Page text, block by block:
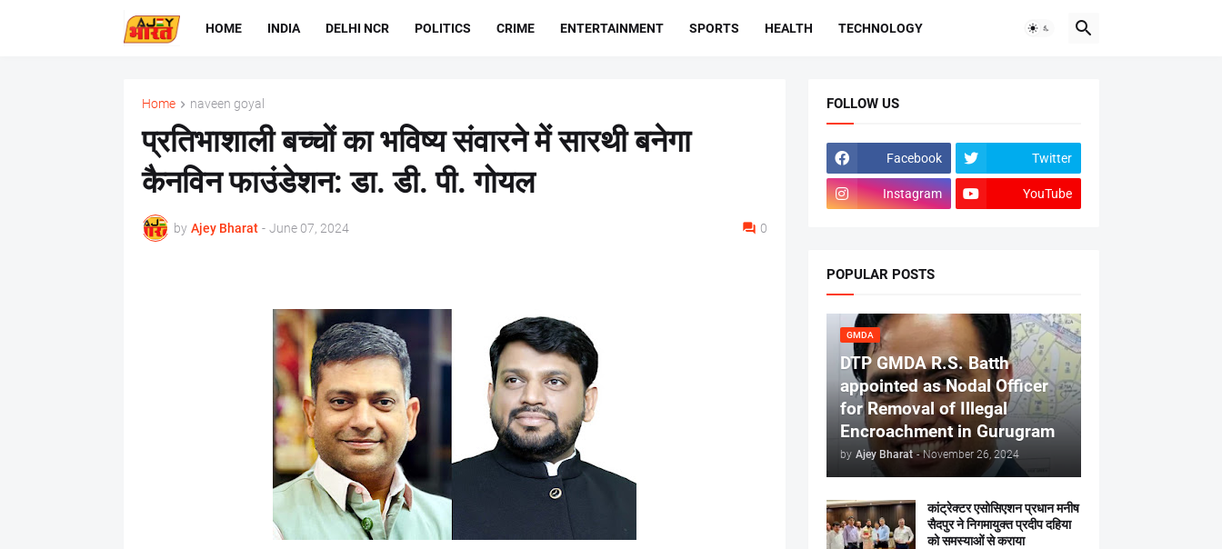
HOME INDIA DELHI NCR POLITICS CRIME ENTERTAINMENT SPORTS HEALTH TECHNOLOGY
Home naveen goyal
प्रतिभाशाली बच्चों का भविष्य संवारने में सारथी बनेगा
कैनविन फाउंडेशन: डा. डी. पी. गोयल
by Ajey Bharat - June 07, 2024 0
FOLLOW US
Facebook Twitter
Instagram YouTube
POPULAR POSTS
GMDA
DTP GMDA R.S. Batth
appointed as Nodal Officer
for Removal of Illegal
Encroachment in Gurugram
by Ajey Bharat - November 26, 2024
कांट्रेक्टर एसोसिएशन प्रधान मनीष
सैदपुर ने निगमायुक्त प्रदीप दहिया
को समस्याओं से कराया